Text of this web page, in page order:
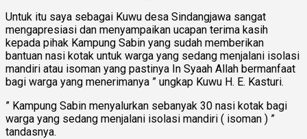
Untuk itu saya sebagai Kuwu desa Sindangjawa sangat
mengapresiasi dan menyampaikan ucapan terima kasih
kepada pihak Kampung Sabin yang sudah memberikan
bantuan nasi kotak untuk warga yang sedang menjalani isolasi
mandiri atau isoman yang pastinya In Syaah Allah bermanfaat
bagi warga yang menerimanya ” ungkap Kuwu H. E. Kasturi.
” Kampung Sabin menyalurkan sebanyak 30 nasi kotak bagi
warga yang sedang menjalani isolasi mandiri ( isoman ) ”
tandasnya.